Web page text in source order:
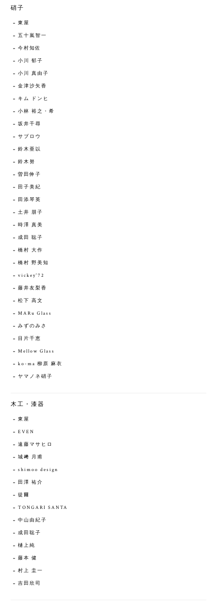
硝子
東屋
五十嵐智一
今村知佐
小川 郁子
小川 真由子
金津沙矢香
キム ドンヒ
小林 裕之・希
坂井千尋
サブロウ
鈴木亜以
鈴木努
曽田伸子
田子美紀
田添琴英
土井 朋子
時澤 真美
成田 聡子
橋村 大作
橋村 野美知
vickey'72
藤井友梨香
松下 高文
MARu Glass
みずのみさ
目片千恵
Mellow Glass
ko-ma 柳原 麻衣
ヤマノネ硝子
木工・漆器
東屋
EVEN
遠藤マサヒロ
城﨑 月甫
shimoo design
田澤 祐介
徒爾
TONGARI SANTA
中山由紀子
成田聡子
樋上純
藤本 健
村上 圭一
吉田欣司